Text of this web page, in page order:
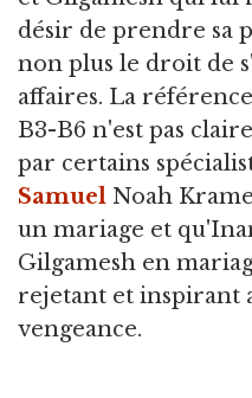
désir de prendre sa
non plus le droit de
affaires. La
B3-B6 n'est pas
par certains
Samuel Noah
un mariage et
Gilgamesh en
rejetant et inspirant
vengeance.